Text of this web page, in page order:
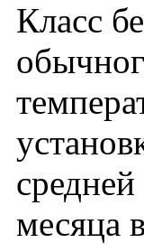
Класс
месяца